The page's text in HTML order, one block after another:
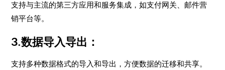
支持与主流的第三方应用和服务集成，如支付网关、邮件营
销平台等。
3.数据导入导出 ：
支持多种数据格式的导入和导出，方便数据的迁移和共享。